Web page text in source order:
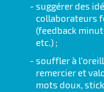
suggérer des
collaborateurs
(feedback
etc.) ;
souffler à
remercier et
mots doux,